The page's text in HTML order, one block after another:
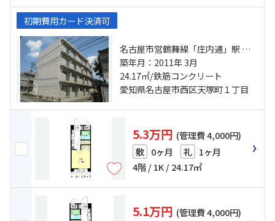
初期費用カード決済可
名古屋市営鶴舞線「庄内通」駅 徒
歩14分 名古屋市営名城線「黒川」
駅 徒歩19分 名古屋市営鶴舞線「浄
心」駅 徒歩19分
築年月：2011年 3月
24.17㎡/鉄筋コンクリート
愛知県名古屋市西区天塚町１丁目
5.3万円 (管理費 4,000円)
敷 0ヶ月 礼 1ヶ月
4階 / 1K / 24.17㎡
5.1万円 (管理費 4,000円)